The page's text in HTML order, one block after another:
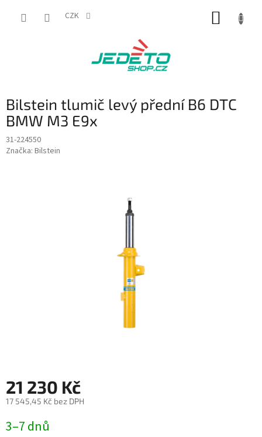
CZK
Bilstein tlumič levý přední B6 DTC
BMW M3 E9x
31-224550
Značka: Bilstein
21 230 Kč
17 545,45 Kč bez DPH
cena:
3–7 dnů